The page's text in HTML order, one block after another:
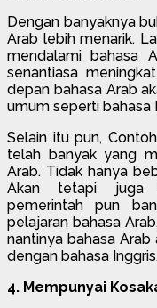
Dengan banyaknya
Arab lebih menarik.
mendalami bahasa
senantiasa
depan bahasa Arab
umum seperti bahasa
Selain itu pun,
telah banyak yang
Arab. Tidak hanya
Akan tetapi juga
pemerintah pun
pelajaran bahasa
nantinya bahasa
dengan bahasa
4. Mempunyai